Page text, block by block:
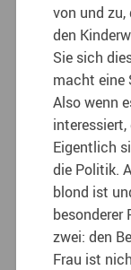
von und
den
Sie sich
macht eine
Also wenn
Eigentlich
die Politik.
blond ist
zwei: den
Frau ist